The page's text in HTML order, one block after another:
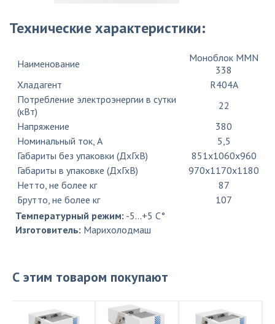
Технические характеристики:
Наименование
Моноблок MMN
338
Хладагент
R404A
Потребление электроэнергии в сутки
(кВт)
22
Напряжение
380
Номинальный ток, A
5,5
Габариты без упаковки (ДхГхВ)
851х1060х960
Габариты в упаковке (ДхГхВ)
970х1170х1180
Нетто, не более кг
87
Брутто, не более кг
107
Температурный режим: -5...+5 C°
Изготовитель: Марихолодмаш
С этим товаром покупают